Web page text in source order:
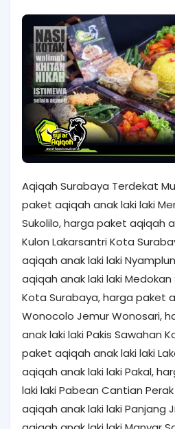
Aqiqah Surabaya Terdekat
paket aqiqah anak laki laki
Sukolilo, harga paket aqiqah
Kulon Lakarsantri Kota
aqiqah anak laki laki
aqiqah anak laki laki
Kota Surabaya, harga paket
Wonocolo Jemur Wonosari,
anak laki laki Pakis Sawahan
paket aqiqah anak laki laki
aqiqah anak laki laki Pakal,
laki laki Pabean Cantian
aqiqah anak laki laki Panjang